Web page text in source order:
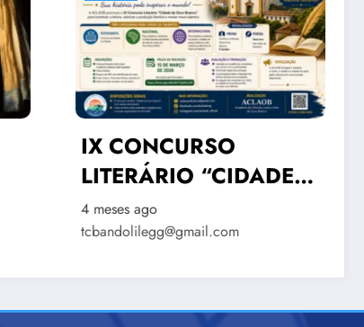
ACLAOB na Semana
Estadual de Incentivo à
Literatura
4 meses ago
tcbandolilegg@gmail.com